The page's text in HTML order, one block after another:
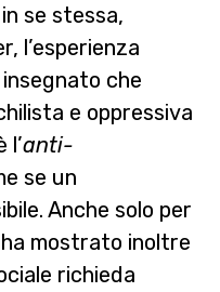
se stessa,
l’esperienza
che
e oppressiva
l’anti-
se un
Anche solo per
ha mostrato inoltre
richieda